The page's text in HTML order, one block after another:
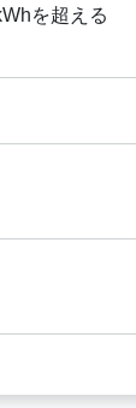
を超える